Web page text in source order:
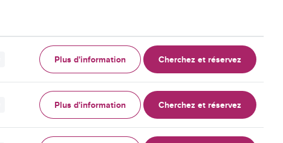
Plus d'information Cherchez et réservez
Plus d'information Cherchez et réservez